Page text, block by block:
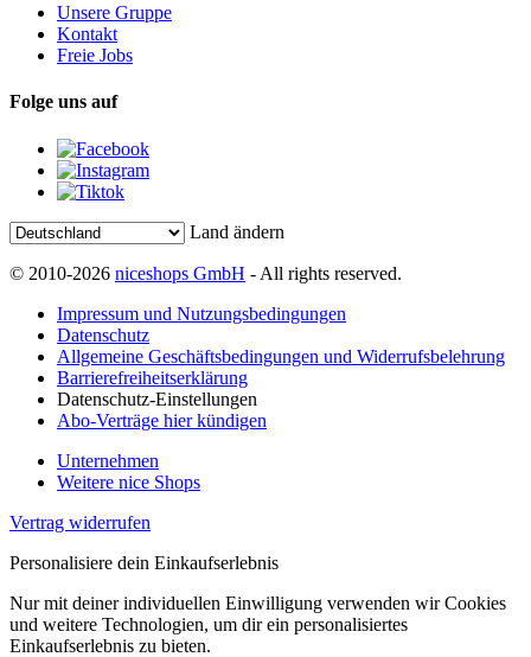
Unsere Gruppe
Kontakt
Freie Jobs
Folge uns auf
Land ändern
© 2010-2026 niceshops GmbH - All rights reserved.
Impressum und Nutzungsbedingungen
Datenschutz
Allgemeine Geschäftsbedingungen und Widerrufsbelehrung
Barrierefreiheitserklärung
Datenschutz-Einstellungen
Abo-Verträge hier kündigen
Unternehmen
Weitere nice Shops
Vertrag widerrufen
Personalisiere dein Einkaufserlebnis
Nur mit deiner individuellen Einwilligung verwenden wir Cookies
und weitere Technologien, um dir ein personalisiertes
Einkaufserlebnis zu bieten.